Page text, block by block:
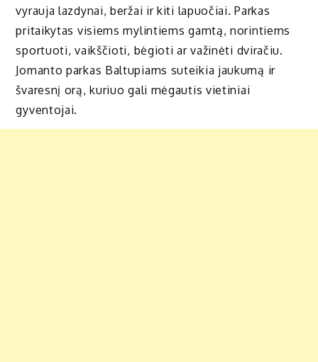
vyrauja lazdynai, beržai ir kiti lapuočiai. Parkas
pritaikytas visiems mylintiems gamtą, norintiems
sportuoti, vaikščioti, bėgioti ar važinėti dviračiu.
Jomanto parkas Baltupiams suteikia jaukumą ir
švaresnį orą, kuriuo gali mėgautis vietiniai
gyventojai.